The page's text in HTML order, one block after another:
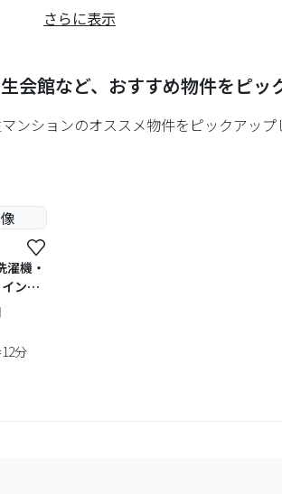
物件を多数用意しております。
さらに表示
会館など、おすすめ物件をピッ
ンションのオススメ物件をピックアッ
機・
ンタ
分